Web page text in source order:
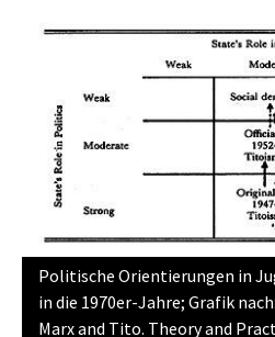
Politische Orientierungen in
in die 1970er-Jahre; Grafik
Marx and Tito. Theory and